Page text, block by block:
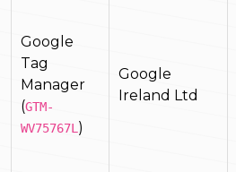
Google
Tag
Manager
(GTM-
WV75767L )
Google
Ireland Ltd